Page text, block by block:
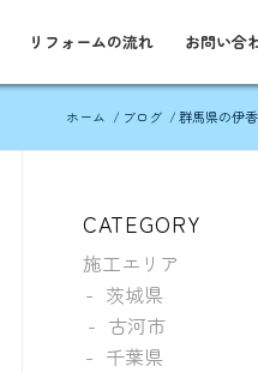
リフォームの流れ お問い合
ホーム / ブログ /群馬県の伊
CATEGORY
施工エリア
茨城県
古河市
千葉県